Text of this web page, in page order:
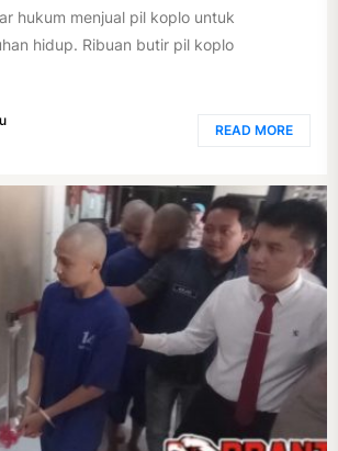
hukum menjual pil koplo untuk
hidup. Ribuan butir pil koplo
READ MORE